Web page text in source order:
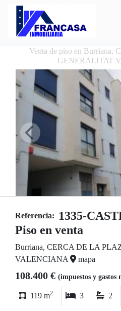
Venta de piso en
GENERALITAT
Referencia:
1335-
Piso en venta
Burriana, CERCA DE LA
VALENCIANA
mapa
108.400 € (impuestos y gastos
119 m2 3 2